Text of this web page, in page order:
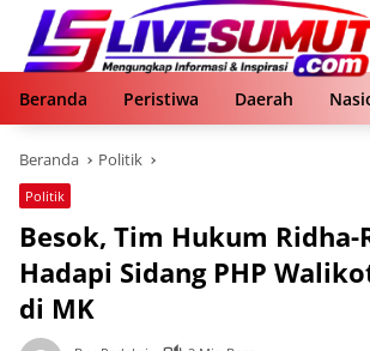
Langsung
konten
Beranda
Peristiwa Daerah
Beranda Politik
Politik
Besok, Tim Hukum Ridha-
Hadapi Sidang PHP
di MK